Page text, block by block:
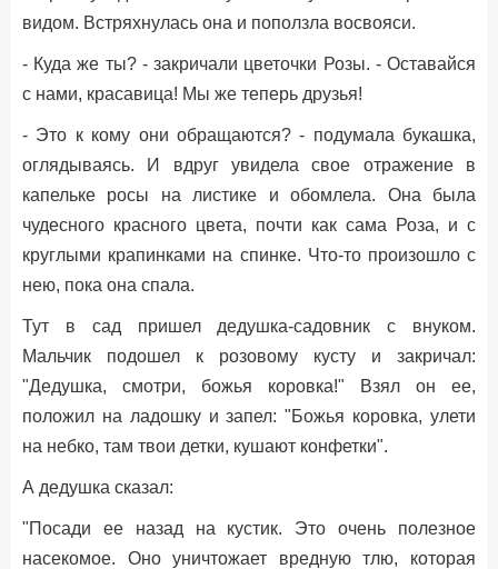
видом. Встряхнулась она и поползла восвояси.
- Куда же ты? - закричали цветочки Розы. - Оставайся
с нами, красавица! Мы же теперь друзья!
- Это к кому они обращаются? - подумала букашка,
оглядываясь. И вдруг увидела свое отражение в
капельке росы на листике и обомлела. Она была
чудесного красного цвета, почти как сама Роза, и с
круглыми крапинками на спинке. Что-то произошло с
нею, пока она спала.
Тут в сад пришел дедушка-садовник с внуком.
Мальчик подошел к розовому кусту и закричал:
"Дедушка, смотри, божья коровка!" Взял он ее,
положил на ладошку и запел: "Божья коровка, улети
на небко, там твои детки, кушают конфетки".
А дедушка сказал:
"Посади ее назад на кустик. Это очень полезное
насекомое. Оно уничтожает вредную тлю, которая